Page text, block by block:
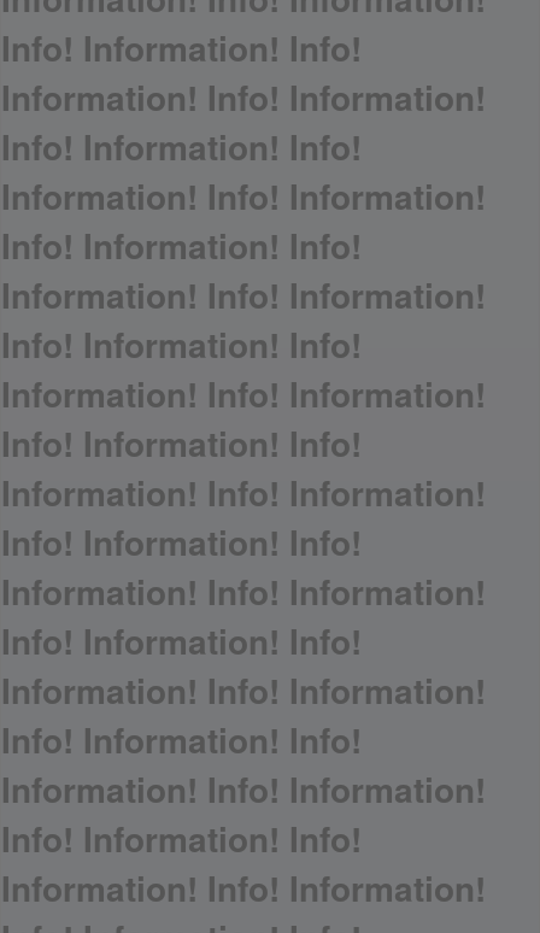
Info! Information! Info!
Information! Info! Information!
Info! Information! Info!
Information! Info! Information!
Info! Information! Info!
Information! Info! Information!
Info! Information! Info!
Information! Info! Information!
Info! Information! Info!
Information! Info! Information!
Info! Information! Info!
Information! Info! Information!
Info! Information! Info!
Information! Info! Information!
Info! Information! Info!
Information! Info! Information!
Info! Information! Info!
Information! Info! Information!